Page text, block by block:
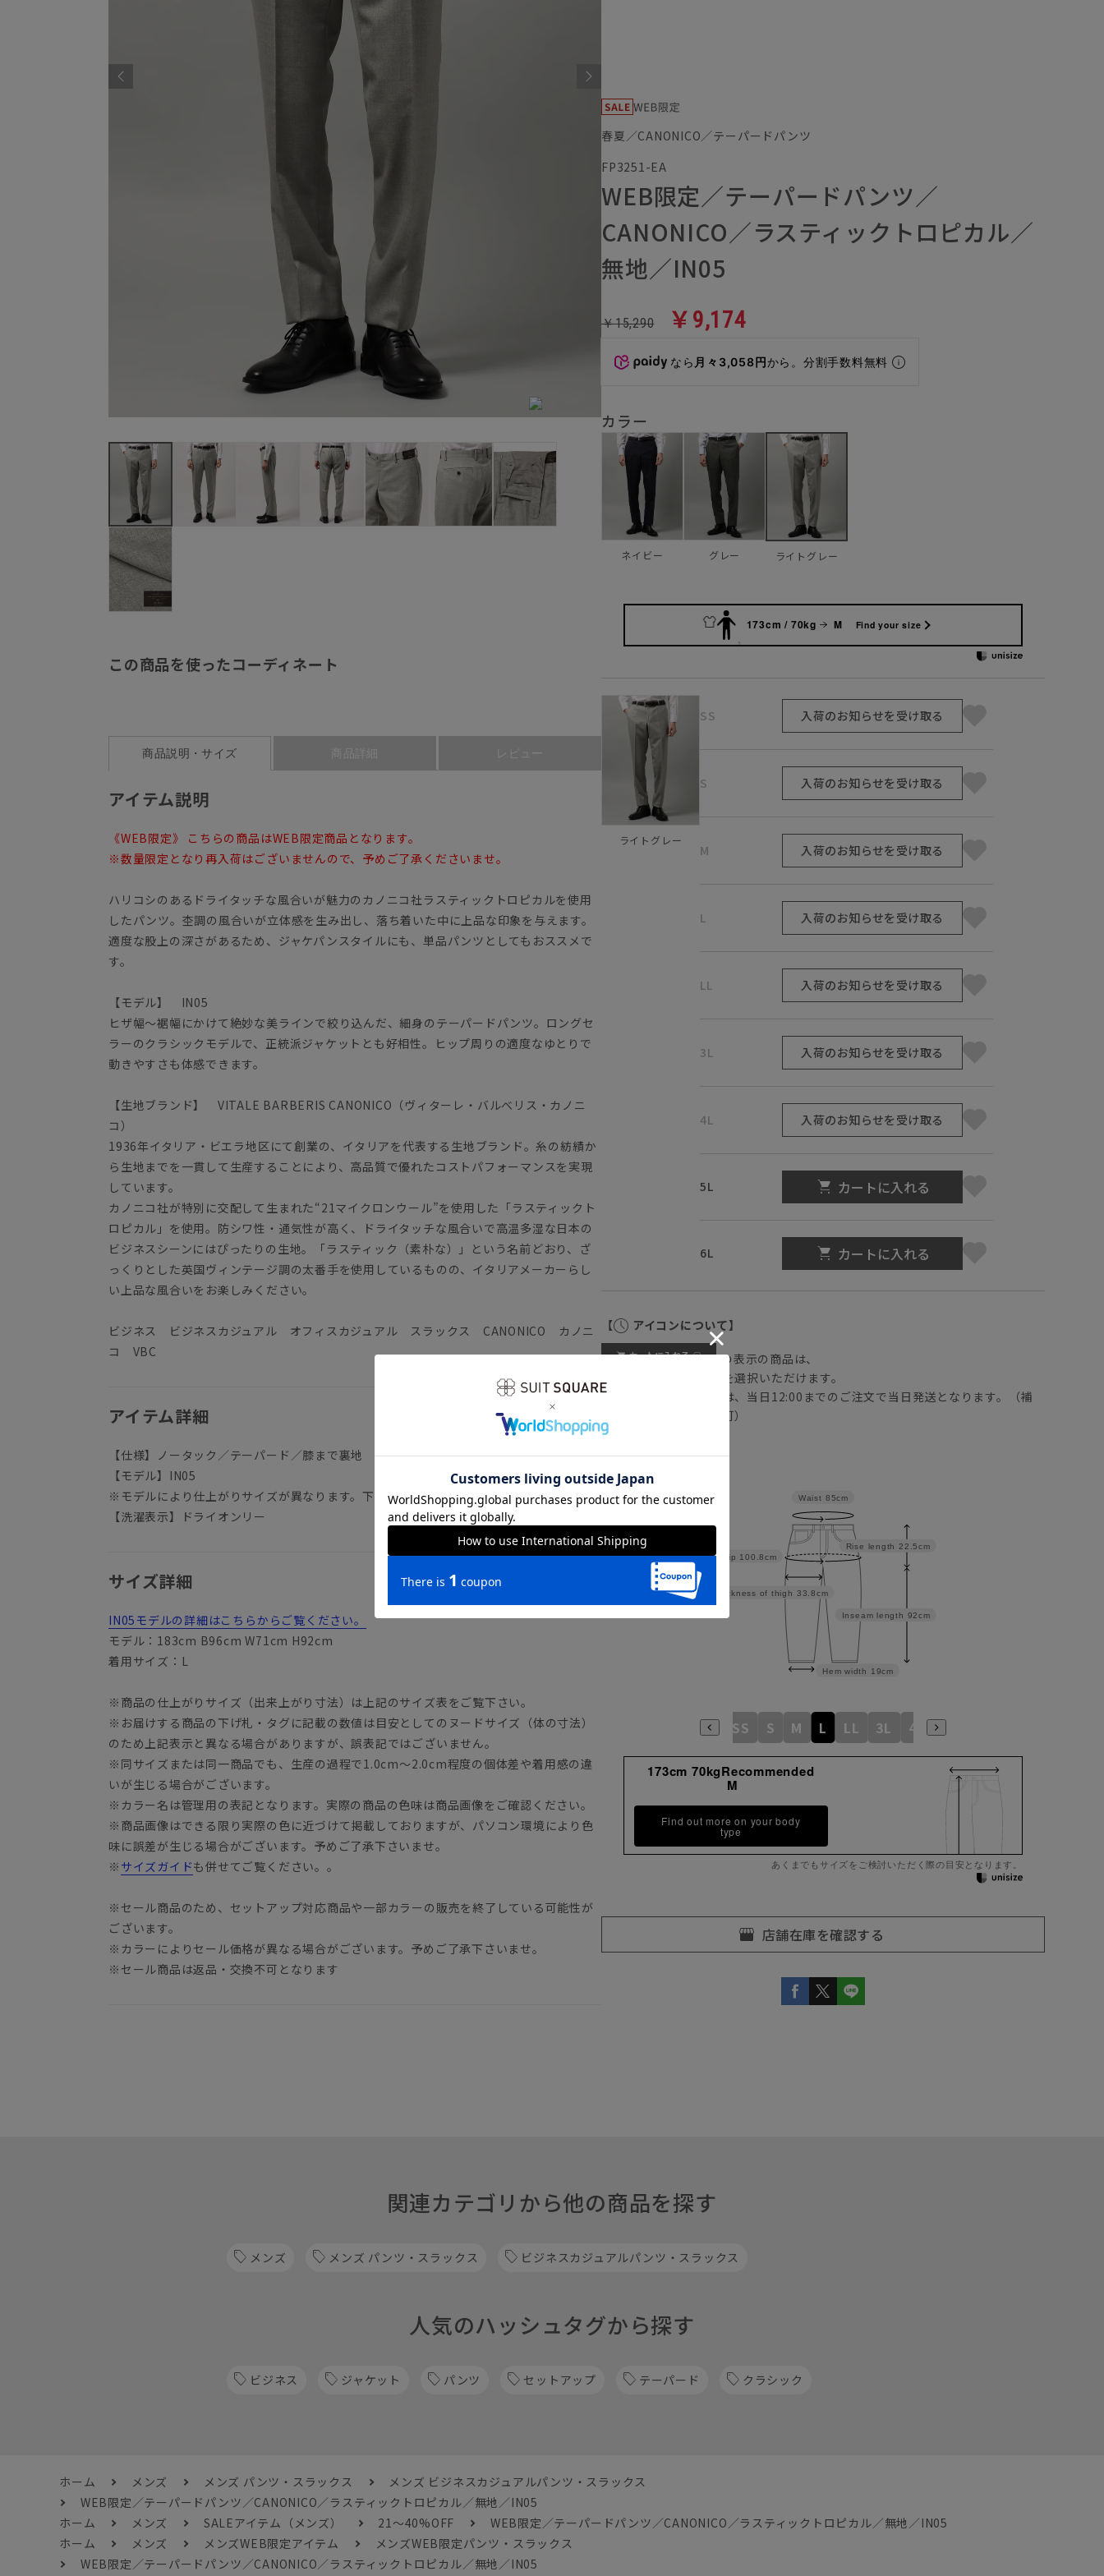
この商品を使ったコーディネート
商品説明・サイズ 商品詳細 レビュー
アイテム説明
《WEB限定》 こちらの商品はWEB限定商品となります。
※数量限定となり再入荷はございませんので、予めご了承くださいませ。
ハリコシのあるドライタッチな風合いが魅力のカノニコ社ラスティックトロピカルを使用
したパンツ。杢調の風合いが立体感を生み出し、落ち着いた中に上品な印象を与えます。
適度な股上の深さがあるため、ジャケパンスタイルにも、単品パンツとしてもおススメで
す。
【モデル】 IN05
ヒザ幅～裾幅にかけて絶妙な美ラインで絞り込んだ、細身のテーパードパンツ。ロングセ
ラーのクラシックモデルで、正統派ジャケットとも好相性。ヒップ周りの適度なゆとりで
動きやすさも体感できます。
【生地ブランド】 VITALE BARBERIS CANONICO（ヴィターレ・バルべリス・カノニ
コ）
1936年イタリア・ビエラ地区にて創業の、イタリアを代表する生地ブランド。糸の紡績か
ら生地までを一貫して生産することにより、高品質で優れたコストパフォーマンスを実現
しています。
カノニコ社が特別に交配して生まれた“21マイクロンウール”を使用した「ラスティックト
ロピカル」を使用。防シワ性・通気性が高く、ドライタッチな風合いで高温多湿な日本の
ビジネスシーンにはぴったりの生地。「ラスティック（素朴な）」という名前どおり、ざ
っくりとした英国ヴィンテージ調の太番手を使用しているものの、イタリアメーカーらし
い上品な風合いをお楽しみください。
ビジネス ビジネスカジュアル オフィスカジュアル スラックス CANONICO カノニ
コ VBC
アイテム詳細
【仕様】ノータック／テーパード／膝まで裏地
【モデル】IN05
※モデルにより仕上がりサイズが異なります。下記のサイズ詳細を必ずご確認下さい。
【洗濯表示】ドライオンリー
サイズ詳細
IN05モデルの詳細はこちらからご覧ください。
モデル：183cm B96cm W71cm H92cm
着用サイズ：L
※商品の仕上がりサイズ（出来上がり寸法）は上記のサイズ表をご覧下さい。
※お届けする商品の下げ札・タグに記載の数値は目安としてのヌードサイズ（体の寸法）
のため上記表示と異なる場合がありますが、誤表記ではございません。
※同サイズまたは同一商品でも、生産の過程で1.0cm～2.0cm程度の個体差や着用感の違
いが生じる場合がございます。
※カラー名は管理用の表記となります。実際の商品の色味は商品画像をご確認ください。
※商品画像はできる限り実際の色に近づけて掲載しておりますが、パソコン環境により色
味に誤差が生じる場合がございます。予めご了承下さいませ。
※ サイズガイドも併せてご覧ください。。
※セール商品のため、セットアップ対応商品や一部カラーの販売を終了している可能性が
ございます。
※カラーによりセール価格が異なる場合がございます。予めご了承下さいませ。
※セール商品は返品・交換不可となります
春夏／CANONICO／テーパードパンツ
FP3251-EA
WEB限定／テーパードパンツ／
CANONICO／ラスティックトロピカル／
無地／IN05
￥15,290 ￥9,174
なら 月々3,058円から。分割手数料無料
カラー
ネイビー グレー ライトグレー
173cm / 70kg M Find your size
ライトグレー
SS 入荷のお知らせを受け取る
S 入荷のお知らせを受け取る
M 入荷のお知らせを受け取る
L 入荷のお知らせを受け取る
LL 入荷のお知らせを受け取る
3L 入荷のお知らせを受け取る
4L 入荷のお知らせを受け取る
5L カートに入れる
6L カートに入れる
【 アイコンについて】
の表示の商品は、
注文画面でお急ぎ発送を選択いただけます。
さらにメルマガ会員様は、当日12:00までのご注文で当日発送となります。（補
正商品の場合は対応不可）
詳しくはこちら
Inseam length 92cm
Rise length 22.5cm
Hem width 19cm
Thickness of thigh 33.8cm
Hip 100.8cm
Waist 85cm
3S SS S M L LL 3L 4L 5L
173cm 70kgRecommended
M
Find out more on your body
type
あくまでもサイズをご検討いただく際の目安となります。
関連カテゴリから他の商品を探す
メンズ メンズ パンツ・スラックス ビジネスカジュアルパンツ・スラックス
人気のハッシュタグから探す
ビジネス ジャケット パンツ セットアップ テーパード クラシック
ホーム メンズ メンズ パンツ・スラックス
メンズ ビジネスカジュアルパンツ・スラックス
WEB限定／テーパードパンツ／CANONICO／ラスティックトロピカル／無地／IN05
ホーム
メンズ SALEアイテム（メンズ） 21～40%OFF
WEB限定／テーパードパンツ／CANONICO／ラスティックトロピカル／無地／IN05
ホーム
メンズ メンズWEB限定アイテム
メンズWEB限定パンツ・スラックス
WEB限定／テーパードパンツ／CANONICO／ラスティックトロピカル／無地／IN05